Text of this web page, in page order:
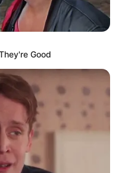
1 sentyabr 2026-cı il
müavinətlə bağlı
KİMDİR? —
xəbər - Tarix açıqlandı
Good